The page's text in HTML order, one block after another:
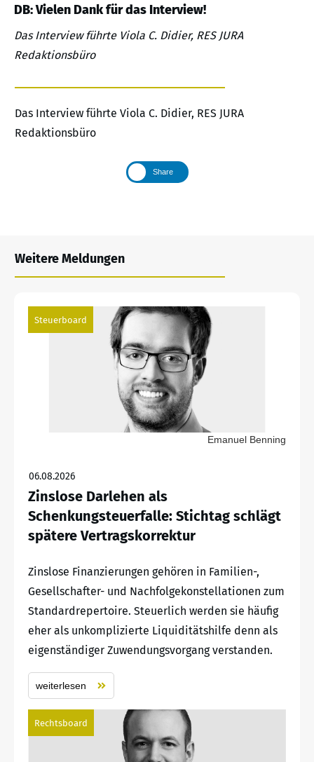
DB: Vielen Dank für das Interview!
Das Interview führte Viola C. Didier, RES JURA
Redaktionsbüro
Das Interview führte Viola C. Didier, RES JURA
Redaktionsbüro
Share
Weitere Meldungen
Steuerboard
Emanuel Benning
06.08.2026
Zinslose Darlehen als
Schenkungsteuerfalle: Stichtag schlägt
spätere Vertragskorrektur
Zinslose Finanzierungen gehören in Familien-,
Gesellschafter- und Nachfolgekonstellationen zum
Standardrepertoire. Steuerlich werden sie häufig
eher als unkomplizierte Liquiditätshilfe denn als
eigenständiger Zuwendungsvorgang verstanden.
weiterlesen
Rechtsboard